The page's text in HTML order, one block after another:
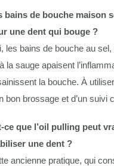
bains de bouche maison
une dent qui bouge ?
les bains de bouche au
la sauge apaisent
la bouche. À
bon brossage et d’un suivi
ce que l’oil pulling peut
une dent ?
ancienne pratique, qui